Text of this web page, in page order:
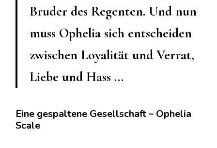
Bruder des Regenten. Und nun
muss Ophelia sich entscheiden
zwischen Loyalität und Verrat,
Liebe und Hass …
Eine gespaltene Gesellschaft – Ophelia
Scale